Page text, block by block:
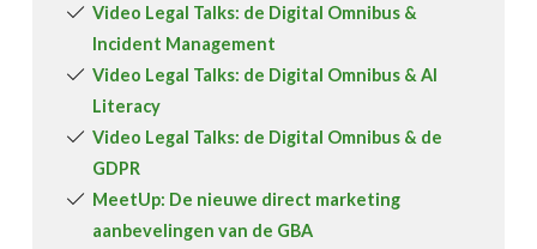
Video Legal Talks: de Digital Omnibus &
Incident Management
Video Legal Talks: de Digital Omnibus & AI
Literacy
Video Legal Talks: de Digital Omnibus & de
GDPR
MeetUp: De nieuwe direct marketing
aanbevelingen van de GBA